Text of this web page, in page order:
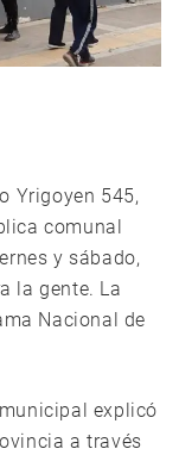
Yrigoyen 545,
comunal
y sábado,
la gente. La
Nacional de
explicó
a través